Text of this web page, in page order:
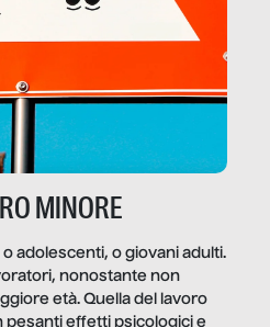
MINORE
adolescenti, o giovani adulti.
nonostante non
età. Quella del lavoro
pesanti effetti psicologici e